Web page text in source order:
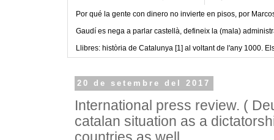
Por qué la gente con dinero no invierte en pisos, por
Gaudí es nega a parlar castellà, defineix la (mala)
Llibres: història de Catalunya [1] al voltant de l'any 1000.
20 de setembre del 2017
International press review. (
catalan situation as a